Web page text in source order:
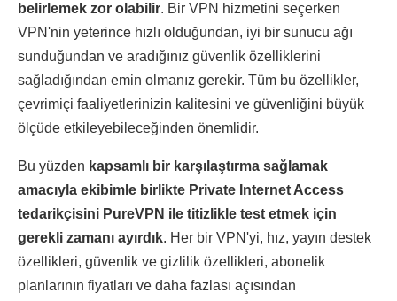
belirlemek zor olabilir. Bir VPN hizmetini seçerken
VPN'nin yeterince hızlı olduğundan, iyi bir sunucu ağı
sunduğundan ve aradığınız güvenlik özelliklerini
sağladığından emin olmanız gerekir. Tüm bu özellikler,
çevrimiçi faaliyetlerinizin kalitesini ve güvenliğini büyük
ölçüde etkileyebileceğinden önemlidir.
Bu yüzden kapsamlı bir karşılaştırma sağlamak
amacıyla ekibimle birlikte Private Internet Access
tedarikçisini PureVPN ile titizlikle test etmek için
gerekli zamanı ayırdık. Her bir VPN'yi, hız, yayın destek
özellikleri, güvenlik ve gizlilik özellikleri, abonelik
planlarının fiyatları ve daha fazlası açısından